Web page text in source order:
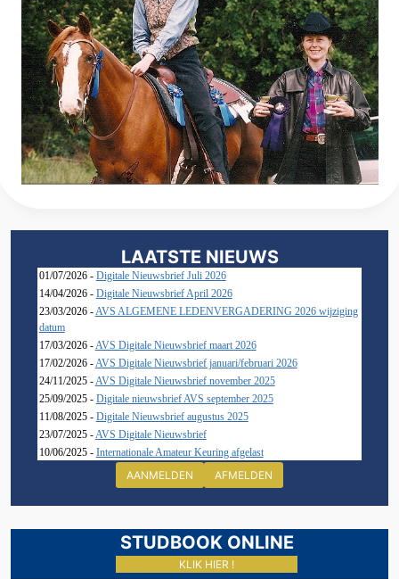
LAATSTE NIEUWS
01/07/2026 - Digitale Nieuwsbrief Juli 2026
14/04/2026 - Digitale Nieuwsbrief April 2026
23/03/2026 -AVS ALGEMENE LEDENVERGADERING 2026 wijziging
datum
17/03/2026 -AVS Digitale Nieuwsbrief maart 2026
17/02/2026 -AVS Digitale Nieuwsbrief januari/februari 2026
24/11/2025 -AVS Digitale Nieuwsbrief november 2025
25/09/2025 - Digitale nieuwsbrief AVS september 2025
11/08/2025 - Digitale Nieuwsbrief augustus 2025
23/07/2025 -AVS Digitale Nieuwsbrief
10/06/2025 - Internationale Amateur Keuring afgelast
AANMELDEN AFMELDEN
STUDBOOK ONLINE
KLIK HIER !